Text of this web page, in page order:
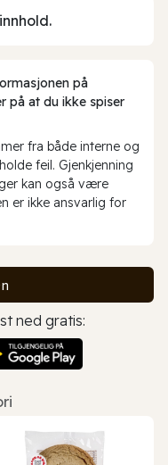
på
på at du ikke spiser
fra både interne og
feil. Gjenkjenning
kan også være
er ikke ansvarlig for
ned gratis: